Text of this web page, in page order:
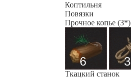
Коптильня
Повязки
Прочное копье (3*)
6 3
Ткацкий станок